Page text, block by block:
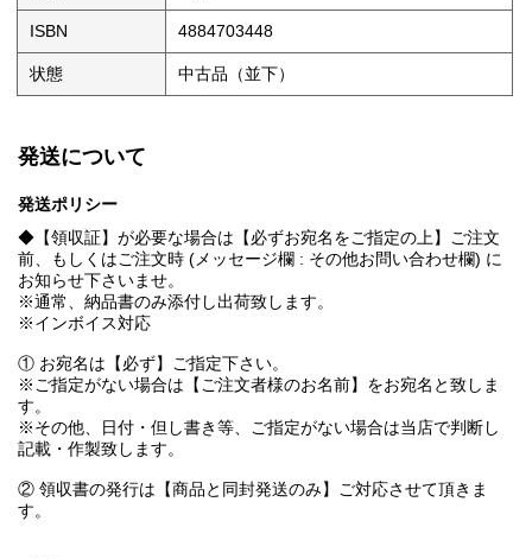
ISBN 4884703448
状態 中古品（並下）
発送について
発送ポリシー
◆【領収証】が必要な場合は【必ずお宛名をご指定の上】ご注文
前、もしくはご注文時 (メッセージ欄 : その他お問い合わせ欄) に
お知らせ下さいませ。
※通常、納品書のみ添付し出荷致します。
※インボイス対応
① お宛名は【必ず】ご指定下さい。
※ご指定がない場合は【ご注文者様のお名前】をお宛名と致しま
す。
※その他、日付・但し書き等、ご指定がない場合は当店で判断し
記載・作製致します。
② 領収書の発行は【商品と同封発送のみ】ご対応させて頂きま
す。